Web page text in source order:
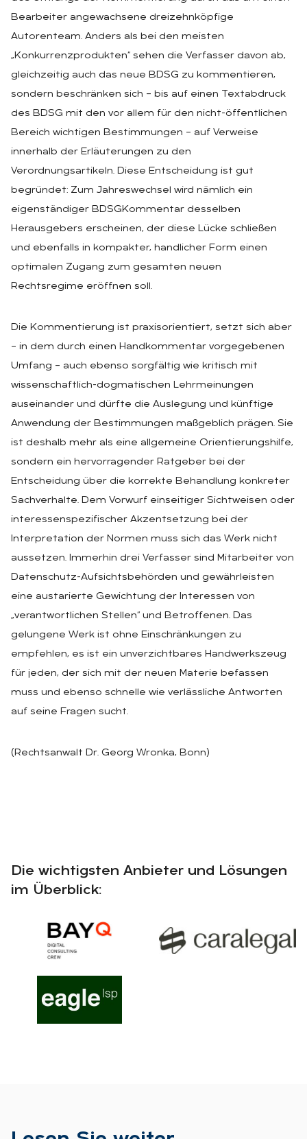
Die wichtigsten Anbieter und Lösungen
im Überblick:
Bearbeiter angewachsene dreizehnköpfige
Autorenteam. Anders als bei den meisten
„Konkurrenzprodukten“ sehen die Verfasser davon ab,
gleichzeitig auch das neue BDSG zu kommentieren,
sondern beschränken sich – bis auf einen Textabdruck
des BDSG mit den vor allem für den nicht-öffentlichen
Bereich wichtigen Bestimmungen – auf Verweise
innerhalb der Erläuterungen zu den
Verordnungsartikeln. Diese Entscheidung ist gut
begründet: Zum Jahreswechsel wird nämlich ein
eigenständiger BDSGKommentar desselben
Herausgebers erscheinen, der diese Lücke schließen
und ebenfalls in kompakter, handlicher Form einen
optimalen Zugang zum gesamten neuen
Rechtsregime eröffnen soll.
Die Kommentierung ist praxisorientiert, setzt sich aber
– in dem durch einen Handkommentar vorgegebenen
Umfang – auch ebenso sorgfältig wie kritisch mit
wissenschaftlich-dogmatischen Lehrmeinungen
auseinander und dürfte die Auslegung und künftige
Anwendung der Bestimmungen maßgeblich prägen. Sie
ist deshalb mehr als eine allgemeine Orientierungshilfe,
sondern ein hervorragender Ratgeber bei der
Entscheidung über die korrekte Behandlung konkreter
Sachverhalte. Dem Vorwurf einseitiger Sichtweisen oder
interessenspezifischer Akzentsetzung bei der
Interpretation der Normen muss sich das Werk nicht
aussetzen. Immerhin drei Verfasser sind Mitarbeiter von
Datenschutz-Aufsichtsbehörden und gewährleisten
eine austarierte Gewichtung der Interessen von
„verantwortlichen Stellen“ und Betroffenen. Das
gelungene Werk ist ohne Einschränkungen zu
empfehlen, es ist ein unverzichtbares Handwerkszeug
für jeden, der sich mit der neuen Materie befassen
muss und ebenso schnelle wie verlässliche Antworten
auf seine Fragen sucht.
(Rechtsanwalt Dr. Georg Wronka, Bonn)